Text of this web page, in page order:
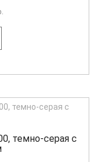
темно-серая с